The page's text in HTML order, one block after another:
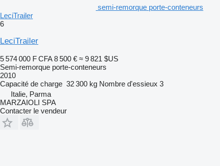
semi-remorque porte-conteneurs
LeciTrailer
6
LeciTrailer
5 574 000 F CFA 8 500 € ≈ 9 821 $US
Semi-remorque porte-conteneurs
2010
Capacité de charge 32 300 kg Nombre d'essieux 3
Italie, Parma
MARZAIOLI SPA
Contacter le vendeur